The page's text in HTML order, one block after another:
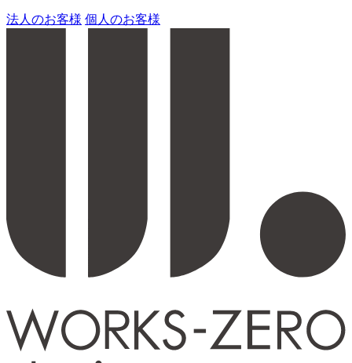
法人のお客様 個人のお客様